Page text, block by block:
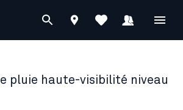
pluie haute-visibilité niveau